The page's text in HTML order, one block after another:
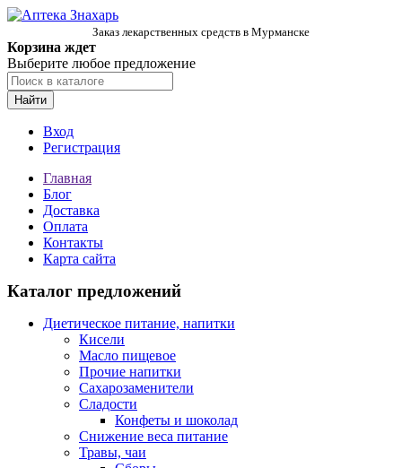
Заказ лекарственных средств в Мурманске
Корзина ждет
Выберите любое предложение
Найти
Вход
Регистрация
Главная
Блог
Доставка
Оплата
Контакты
Карта сайта
Каталог предложений
Диетическое питание, напитки
Кисели
Масло пищевое
Прочие напитки
Сахарозаменители
Сладости
Конфеты и шоколад
Снижение веса питание
Травы, чаи